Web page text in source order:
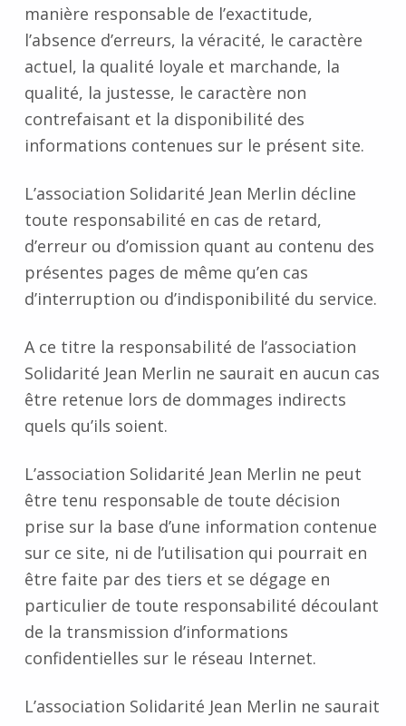
manière responsable de l’exactitude,
l’absence d’erreurs, la véracité, le caractère
actuel, la qualité loyale et marchande, la
qualité, la justesse, le caractère non
contrefaisant et la disponibilité des
informations contenues sur le présent site.
L’association Solidarité Jean Merlin décline
toute responsabilité en cas de retard,
d’erreur ou d’omission quant au contenu des
présentes pages de même qu’en cas
d’interruption ou d’indisponibilité du service.
A ce titre la responsabilité de l’association
Solidarité Jean Merlin ne saurait en aucun cas
être retenue lors de dommages indirects
quels qu’ils soient.
L’association Solidarité Jean Merlin ne peut
être tenu responsable de toute décision
prise sur la base d’une information contenue
sur ce site, ni de l’utilisation qui pourrait en
être faite par des tiers et se dégage en
particulier de toute responsabilité découlant
de la transmission d’informations
confidentielles sur le réseau Internet.
L’association Solidarité Jean Merlin ne saurait